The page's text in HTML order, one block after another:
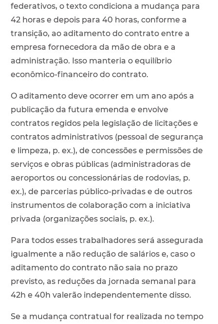
federativos, o texto condiciona a mudança para
42 horas e depois para 40 horas, conforme a
transição, ao aditamento do contrato entre a
empresa fornecedora da mão de obra e a
administração. Isso manteria o equilíbrio
econômico-financeiro do contrato.
O aditamento deve ocorrer em um ano após a
publicação da futura emenda e envolve
contratos regidos pela legislação de licitações e
contratos administrativos (pessoal de segurança
e limpeza, p. ex.), de concessões e permissões de
serviços e obras públicas (administradoras de
aeroportos ou concessionárias de rodovias, p.
ex.), de parcerias público-privadas e de outros
instrumentos de colaboração com a iniciativa
privada (organizações sociais, p. ex.).
Para todos esses trabalhadores será assegurada
igualmente a não redução de salários e, caso o
aditamento do contrato não saia no prazo
previsto, as reduções da jornada semanal para
42h e 40h valerão independentemente disso.
Se a mudança contratual for realizada no tempo